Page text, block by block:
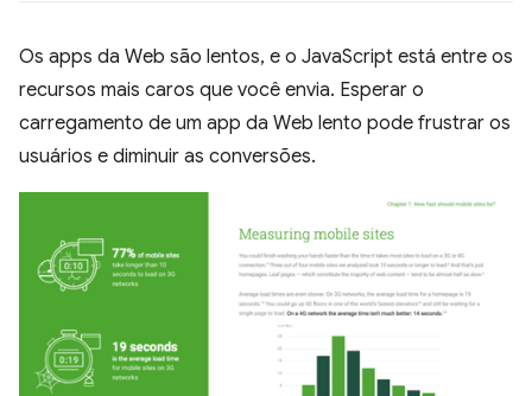
Os apps da Web são lentos, e o JavaScript está entre os
recursos mais caros que você envia. Esperar o
carregamento de um app da Web lento pode frustrar os
usuários e diminuir as conversões.